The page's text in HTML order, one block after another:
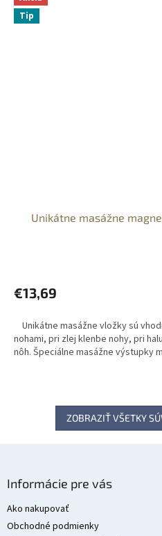
Tip
Unikátne masážne
€13,69
Unikátne masážne vložky sú
nohami, pri zlej klenbe nohy, pri
nôh. Špeciálne masážne výstupky
ZOBRAZIŤ VŠETKY
Informácie pre vás
Ako nakupovať
Obchodné podmienky